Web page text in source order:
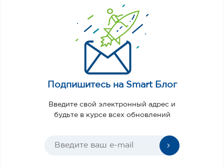
Подпишитесь на Smart Блог
Введите свой электронный адрес и
будьте в курсе всех обновлений